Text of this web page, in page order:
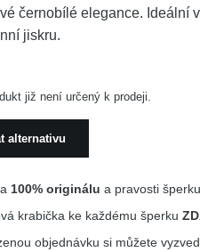
černobílé elegance. Ideální
jiskru.
již není určený k prodeji.
alternativu
100% originálu a pravosti šperku
krabička ke každému šperku
objednávku si můžete